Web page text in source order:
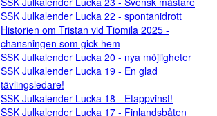
SSK Julkalender Lucka 22 - spontanidrott
Historien om Tristan vid Tiomila 2025 -
chansningen som gick hem
SSK Julkalender Lucka 20 - nya möjligheter
SSK Julkalender Lucka 19 - En glad
tävlingsledare!
SSK Julkalender Lucka 18 - Etappvinst!
SSK Julkalender Lucka 17 - Finlandsbåten